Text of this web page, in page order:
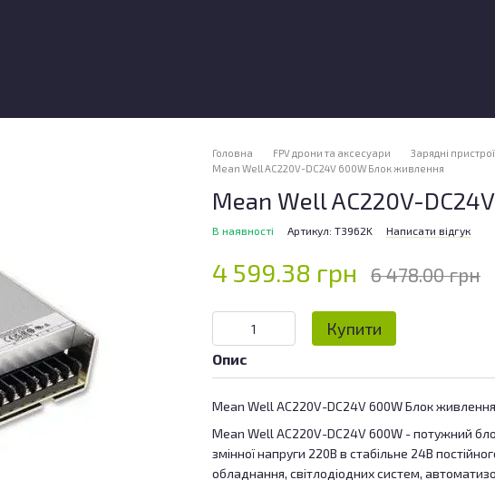
Головна FPV дрони та аксесуари Зарядні пристрої
Mean Well AC220V-DC24V 600W Блок живлення
Mean Well AC220V-
В наявності Артикул: T3962K Написати відгук
4 599.38 грн 6 478.00 грн
Купити
Опис
Mean Well AC220V-DC24V 600W Блок живлення
Mean Well AC220V-DC24V 600W - потужний
змінної напруги 220В в стабільне 24В
обладнання, світлодіодних систем,